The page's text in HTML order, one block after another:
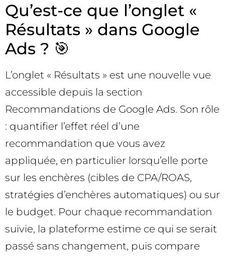
Qu’est-ce que l’onglet «
Résultats » dans Google
Ads ? 🎯
L’onglet « Résultats » est une nouvelle vue
accessible depuis la section
Recommandations de Google Ads. Son rôle
: quantifier l’effet réel d’une
recommandation que vous avez
appliquée, en particulier lorsqu’elle porte
sur les enchères (cibles de CPA/ROAS,
stratégies d’enchères automatiques) ou sur
le budget. Pour chaque recommandation
suivie, la plateforme estime ce qui se serait
passé sans changement, puis compare